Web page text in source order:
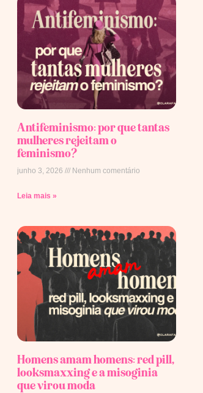
Antifeminismo: por que tantas
mulheres rejeitam o
feminismo?
junho 3, 2026 Nenhum comentário
Leia mais »
Homens amam homens: red pill,
looksmaxxing e a misoginia
que virou moda